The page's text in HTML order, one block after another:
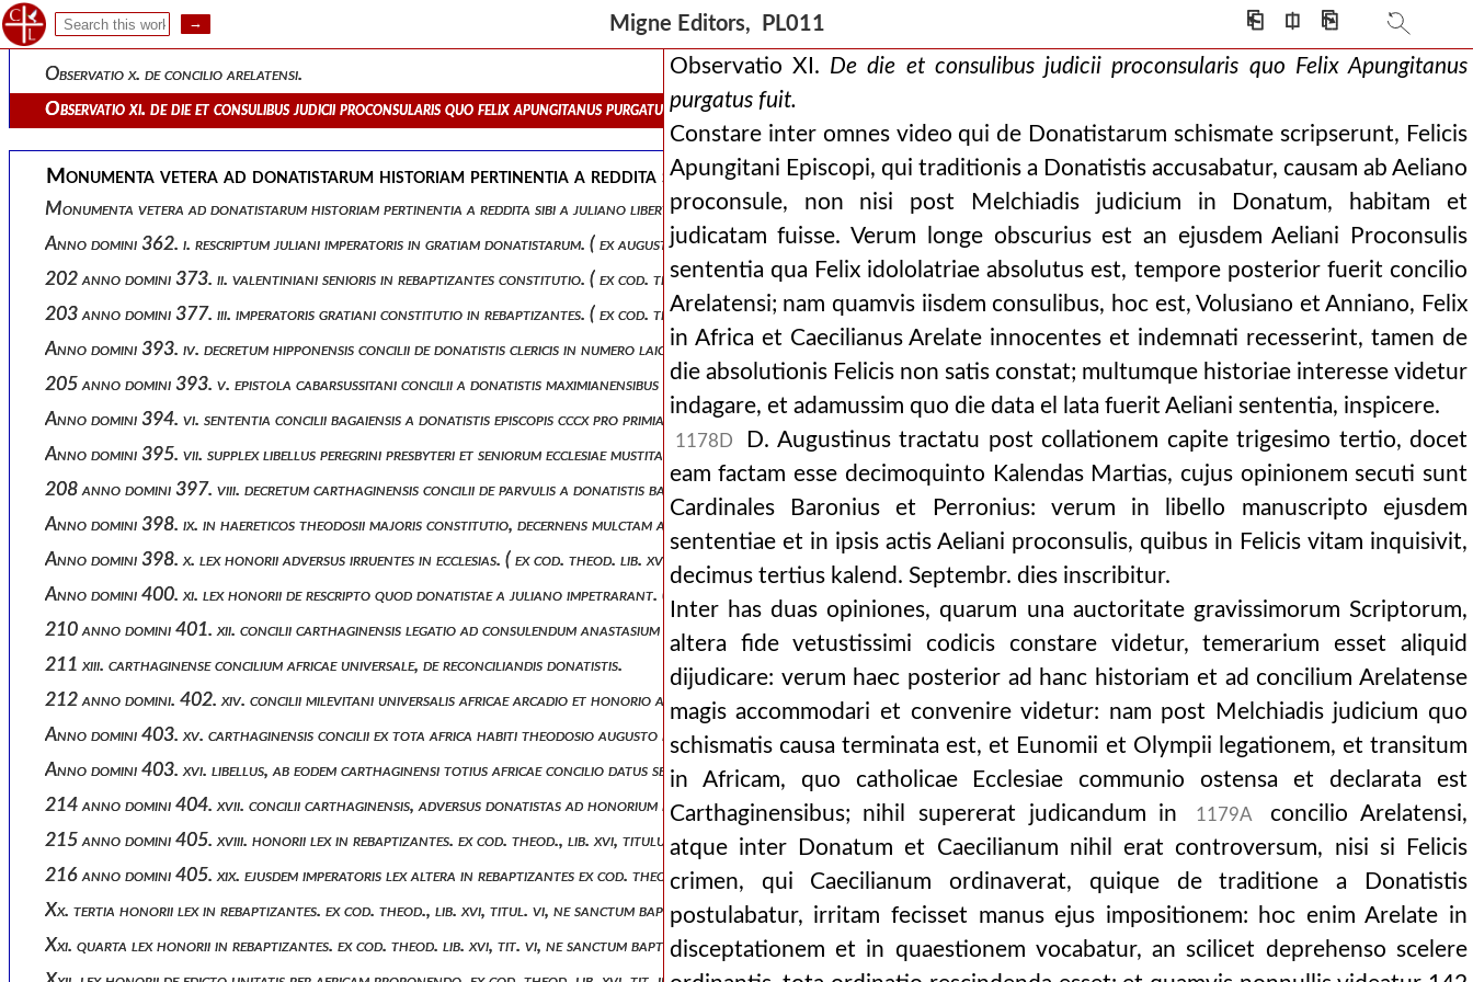
Migne Editors, PL011 ⎗ ⎅ ⎘
Observatio ix. solvuntur quaedam contra proximam observationem.
Observatio x. de concilio arelatensi.
Observatio xi. de die et consulibus judicii proconsularis quo felix apungitanus purgatus fuit.
Monumenta vetera ad donatistarum historiam pertinentia a reddita sibi a juliano libertate ad schismatis exstinctionem. 201
Monumenta vetera ad donatistarum historiam pertinentia a reddita sibi a juliano libertate ad schismatis exstinctionem. 201
Anno domini 362. i. rescriptum juliani imperatoris in gratiam donatistarum. ( ex augustino l. ii contr. litt. petil. cap. xcvii. )
202 anno domini 373. ii. valentiniani senioris in rebaptizantes constitutio. ( ex cod. theod. lib. xvi, tit. vi. ne sanctum baptisma iteretur. l. i.)
203 anno domini 377. iii. imperatoris gratiani constitutio in rebaptizantes. ( ex cod. theod. lib. xvi, tit. vi. ne sanctum baptisma iteretur. l. 2.)
Anno domini 393. iv. decretum hipponensis concilii de donatistis clericis in numero laicorum recipiendis, recitatum in concilio carthaginensi anni 397
205 anno domini 393. v. epistola cabarsussitani concilii a donatistis maximianensibus habiti contra primianum donatistam carthaginensem. ( edita ex au
Anno domini 394. vi. sententia concilii bagaiensis a donatistis episcopis cccx pro primiano habiti, in maximianum ejusque ordinatores ac socios pronun
Anno domini 395. vii. supplex libellus peregrini presbyteri et seniorum ecclesiae mustitanae regionis primianistarum adversus maximianistas. ( ex augu
208 anno domini 397. viii. decretum carthaginensis concilii de parvulis a donatistis baptizatis. can. xlviii.
Anno domini 398. ix. in haereticos theodosii majoris constitutio, decernens mulctam aurariam, ad quam ipsos etiam donatistas cum caeteris haereticis p
Anno domini 398. x. lex honorii adversus irruentes in ecclesias. ( ex cod. theod. lib. xvi, tit. ii, de episcopis, ecclesiis et clericis, l. 31.) impp
Anno domini 400. xi. lex honorii de rescripto quod donatistae a juliano impetrarant. ( ex cod. theod. l. xvi, tit. v, de haereticis, l. 37.) impp. arc
210 anno domini 401. xii. concilii carthaginensis legatio ad consulendum anastasium et venerium de parvulis apud donatistas baptizatis, ut in catholic
211 xiii. carthaginense concilium africae universale, de reconciliandis donatistis.
212 anno domini. 402. xiv. concilii milevitani universalis africae arcadio et honorio aa. v. coss. vi kalend. septembris habiti, decretum de maximiano
Anno domini 403. xv. carthaginensis concilii ex tota africa habiti theodosio augusto et rumorido v. c. coss. viii kal. septembr. decretum de convenien
Anno domini 403. xvi. libellus, ab eodem carthaginensi totius africae concilio datus septimino proconsuli.
214 anno domini 404. xvii. concilii carthaginensis, adversus donatistas ad honorium imperatorem legatio et commonitorium legatis datum.
215 anno domini 405. xviii. honorii lex in rebaptizantes. ex cod. theod., lib. xvi, titulus 5, de haereticis, lib. 38. impp. arcad. honor. et theod. a
216 anno domini 405. xix. ejusdem imperatoris lex altera in rebaptizantes ex cod. theod., lib. xvi, titul. vi, ne sanctum baptisma iteretur, l. 3. imp
Xx. tertia honorii lex in rebaptizantes. ex cod. theod., lib. xvi, titul. vi, ne sanctum baptisma iteretur, l. 4. impp. arcad. honor. et theod. aaa. h
Xxi. quarta lex honorii in rebaptizantes. ex cod. theod. lib. xvi, tit. vi, ne sanctum baptisma iteretur. l. 5. impp. arcad. honor. et theod. aaa. had
Observatio XI. De die et consulibus judicii proconsularis quo Felix Apungitanus
purgatus fuit.
Constare inter omnes video qui de Donatistarum schismate scripserunt, Felicis
Apungitani Episcopi, qui traditionis a Donatistis accusabatur, causam ab Aeliano
proconsule, non nisi post Melchiadis judicium in Donatum, habitam et
judicatam fuisse. Verum longe obscurius est an ejusdem Aeliani Proconsulis
sententia qua Felix idololatriae absolutus est, tempore posterior fuerit concilio
Arelatensi; nam quamvis iisdem consulibus, hoc est, Volusiano et Anniano, Felix
in Africa et Caecilianus Arelate innocentes et indemnati recesserint, tamen de
die absolutionis Felicis non satis constat; multumque historiae interesse videtur
indagare, et adamussim quo die data el lata fuerit Aeliani sententia, inspicere.
1178D
D. Augustinus tractatu post collationem capite trigesimo tertio, docet
eam factam esse decimoquinto Kalendas Martias, cujus opinionem secuti sunt
Cardinales Baronius et Perronius: verum in libello manuscripto ejusdem
sententiae et in ipsis actis Aeliani proconsulis, quibus in Felicis vitam inquisivit,
decimus tertius kalend. Septembr. dies inscribitur.
Inter has duas opiniones, quarum una auctoritate gravissimorum Scriptorum,
altera fide vetustissimi codicis constare videtur, temerarium esset aliquid
dijudicare: verum haec posterior ad hanc historiam et ad concilium Arelatense
magis accommodari et convenire videtur: nam post Melchiadis judicium quo
schismatis causa terminata est, et Eunomii et Olympii legationem, et transitum
in Africam, quo catholicae Ecclesiae communio ostensa et declarata est
Carthaginensibus; nihil supererat judicandum in
1179A
concilio Arelatensi,
atque inter Donatum et Caecilianum nihil erat controversum, nisi si Felicis
crimen, qui Caecilianum ordinaverat, quique de traditione a Donatistis
postulabatur, irritam fecisset manus ejus impositionem: hoc enim Arelate in
disceptationem et in quaestionem vocabatur, an scilicet deprehenso scelere